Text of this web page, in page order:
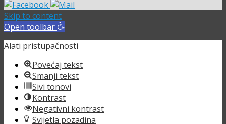
Skip to content
Open toolbar
Alati pristupačnosti
Povećaj tekst
Smanji tekst
Sivi tonovi
Kontrast
Negativni kontrast
Svijetla pozadina